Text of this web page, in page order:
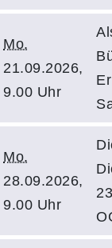
Mo.
21.09.2026,
9.00 Uhr
Mo.
28.09.2026,
9.00 Uhr